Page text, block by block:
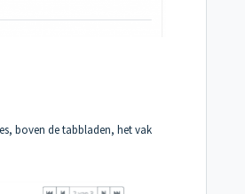
boven de tabbladen, het vak